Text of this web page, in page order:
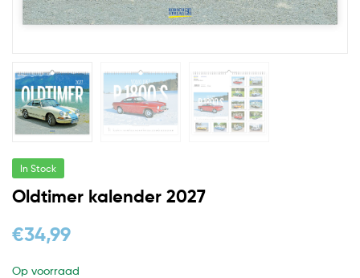
In Stock
Oldtimer kalender 2027
€34,99
Op voorraad